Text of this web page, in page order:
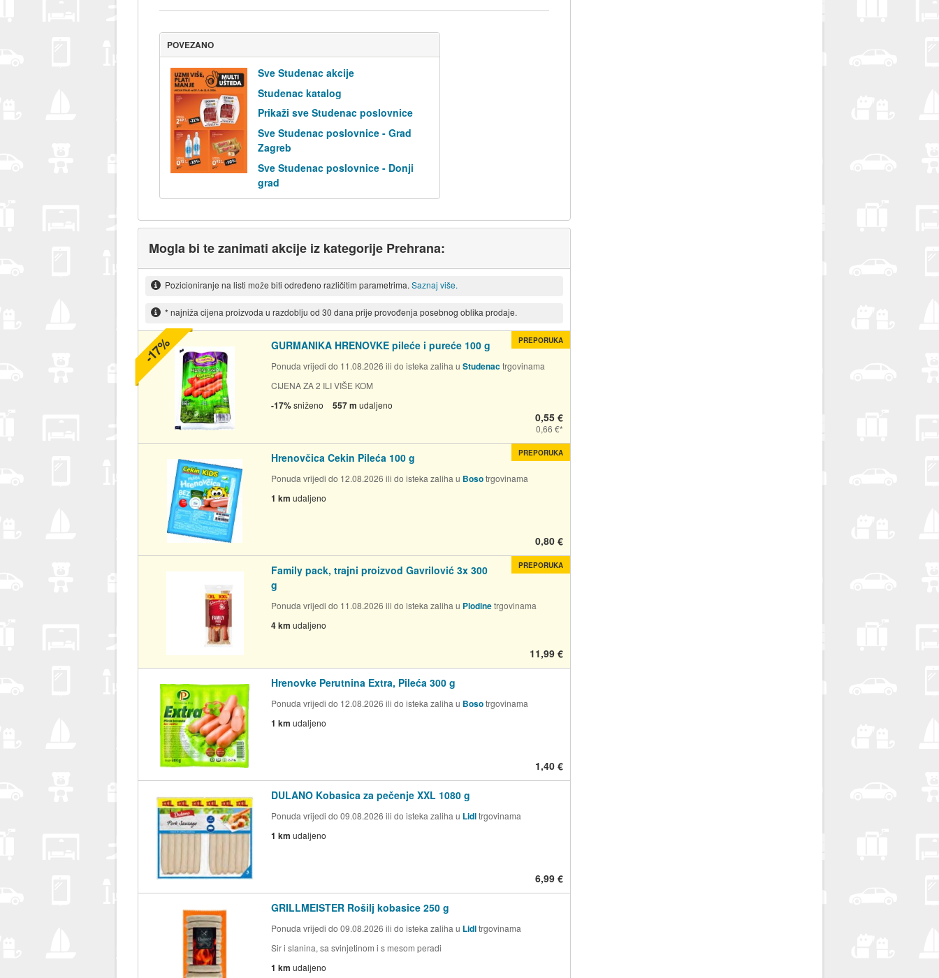
POVEZANO
Sve Studenac akcije
Studenac katalog
Prikaži sve Studenac poslovnice
Sve Studenac poslovnice - Grad
Zagreb
Sve Studenac poslovnice - Donji
grad
Mogla bi te zanimati akcije iz kategorije Prehrana:
Pozicioniranje na listi može biti određeno različitim parametrima. Saznaj više.
* najniža cijena proizvoda u razdoblju od 30 dana prije provođenja posebnog oblika prodaje.
GURMANIKA HRENOVKE pileće i pureće 100 g
Ponuda vrijedi do 11.08.2026 ili do isteka zaliha u Studenactrgovinama
CIJENA ZA 2 ILI VIŠE KOM
-17%sniženo 557 m udaljeno
0,55 €
0,66 €
PREPORUKA
-17%
Hrenovčica Cekin Pileća 100 g
Ponuda vrijedi do 12.08.2026 ili do isteka zaliha u Bosotrgovinama
1 km udaljeno
0,80 €
PREPORUKA
Family pack, trajni proizvod Gavrilović 3x 300
g
Ponuda vrijedi do 11.08.2026 ili do isteka zaliha u Plodinetrgovinama
4 km udaljeno
11,99 €
PREPORUKA
Hrenovke Perutnina Extra, Pileća 300 g
Ponuda vrijedi do 12.08.2026 ili do isteka zaliha u Bosotrgovinama
1 km udaljeno
1,40 €
DULANO Kobasica za pečenje XXL 1080 g
Ponuda vrijedi do 09.08.2026 ili do isteka zaliha u Lidltrgovinama
1 km udaljeno
6,99 €
GRILLMEISTER Rošilj kobasice 250 g
Ponuda vrijedi do 09.08.2026 ili do isteka zaliha u Lidltrgovinama
Sir i slanina, sa svinjetinom i s mesom peradi
1 km udaljeno